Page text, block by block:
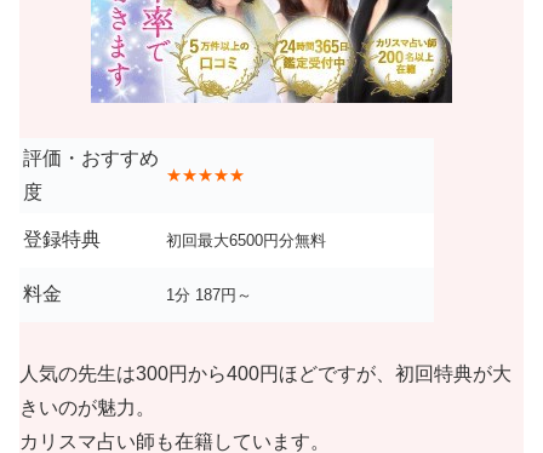
評価・おすすめ
度
★★★★★
登録特典 初回最大6500円分無料
料金 1分 187円～
人気の先生は300円から400円ほどですが、初回特典が大
きいのが魅力。
カリスマ占い師も在籍しています。